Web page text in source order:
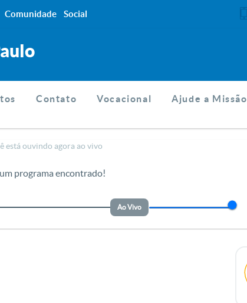
Contato Vocacional Ajude a Missão
está ouvindo agora ao vivo
programa encontrado!
Ao Vivo
Comunidade Social